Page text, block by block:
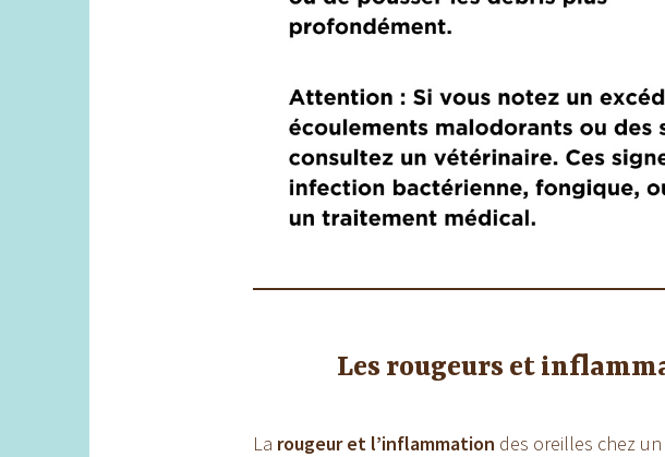
Les rougeurs et
La rougeur et l’inflammation des oreilles chez un